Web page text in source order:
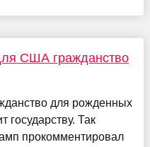
США гражданство
для рожденных
государству. Так
прокомментировал